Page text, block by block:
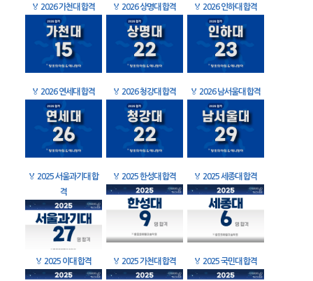
🏅 2026 가천대 합격 🏅 2026 상명대 합격 🏅 2026 인하대 합격
🏅 2026 연세대 합격 🏅 2026 청강대 합격 🏅 2026 남서울대 합격
🏅 2025 서울과기대 합
격
🏅 2025 한성대 합격 🏅 2025 세종대 합격
🏅 2025 이대 합격 🏅 2025 가천대 합격 🏅 2025 국민대 합격